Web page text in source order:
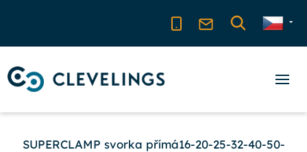
SUPERCLAMP svorka přímá16-20-25-32-40-50-